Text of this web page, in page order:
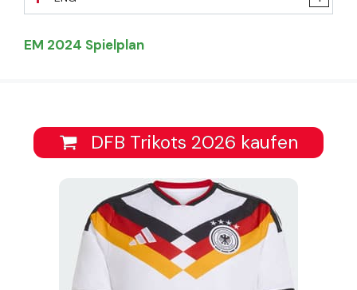
EM 2024 Spielplan
DFB Trikots 2026 kaufen